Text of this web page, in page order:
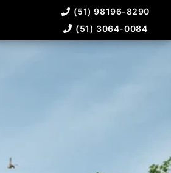
(51) 98196-8290
(51) 3064-0084